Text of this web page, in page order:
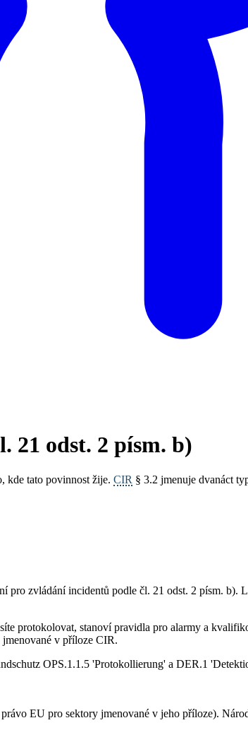
21 odst. 2 písm. b)
kde tato povinnost žije. CIR § 3.2 jmenuje dvanáct
pro zvládání incidentů podle čl. 21 odst. 2 písm. b).
protokolovat, stanoví pravidla pro alarmy a
v příloze CIR.
OPS.1.1.5 'Protokollierung' a DER.1
EU pro sektory jmenované v jeho příloze).